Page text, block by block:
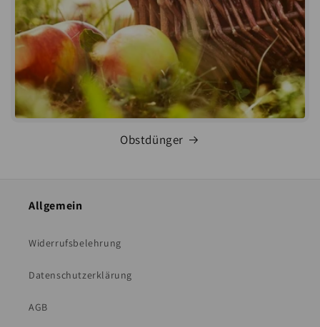
Obstdünger
Allgemein
Widerrufsbelehrung
Datenschutzerklärung
AGB